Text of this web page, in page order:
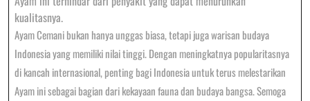
kualitasnya.
Ayam Cemani bukan hanya unggas biasa, tetapi juga warisan budaya
Indonesia yang memiliki nilai tinggi. Dengan meningkatnya popularitasnya
di kancah internasional, penting bagi Indonesia untuk terus melestarikan
Ayam ini sebagai bagian dari kekayaan fauna dan budaya bangsa. Semoga